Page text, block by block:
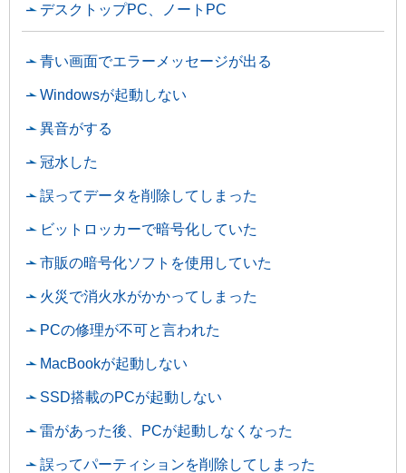
デスクトップPC、ノートPC
青い画面でエラーメッセージが出る
Windowsが起動しない
異音がする
冠水した
誤ってデータを削除してしまった
ビットロッカーで暗号化していた
市販の暗号化ソフトを使用していた
火災で消火水がかかってしまった
PCの修理が不可と言われた
MacBookが起動しない
SSD搭載のPCが起動しない
雷があった後、PCが起動しなくなった
誤ってパーティションを削除してしまった